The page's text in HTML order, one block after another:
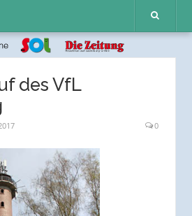
des VfL
0